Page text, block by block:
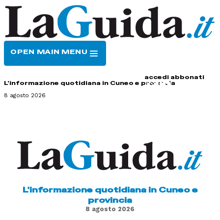
OPEN MAIN MENU
accedi abbonati
L'informazione quotidiana in Cuneo e provincia
8 agosto 2026
L'informazione quotidiana in Cuneo e
provincia
8 agosto 2026